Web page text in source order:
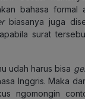
bahasa formal
biasanya juga
apabila surat
udah harus bisa
Inggris. Maka
ngomongin